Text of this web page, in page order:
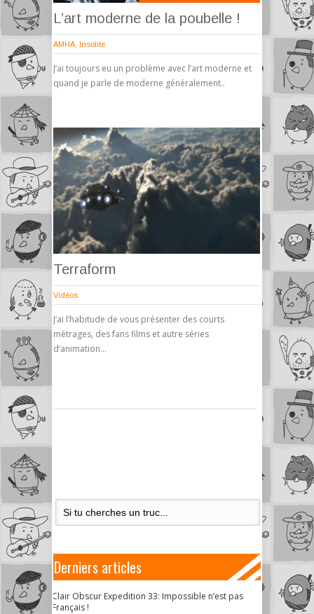
L’art moderne de la poubelle !
AMHA Insolite
J’ai toujours eu un problème avec l’art moderne et
quand je parle de moderne généralement..
Terraform
Vidéos
J’ai l’habitude de vous présenter des courts
métrages, des fans films et autre séries
d’animation…
Derniers articles
Clair Obscur Expedition 33: Impossible n’est pas
Français !